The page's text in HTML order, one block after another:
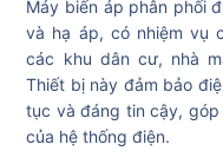
Máy biến áp phân phối
và hạ áp, có nhiệm vụ
các khu dân cư, nhà
Thiết bị này đảm bảo
tục và đáng tin cậy,
của hệ thống điện.